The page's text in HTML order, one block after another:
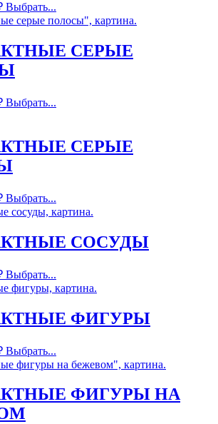
Выбрать...
СЕРЫЕ
Выбрать...
СЕРЫЕ
Выбрать...
СОСУДЫ
Выбрать...
ФИГУРЫ
Выбрать...
ФИГУРЫ НА